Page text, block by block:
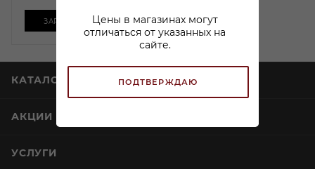
Цены в магазинах могут
отличаться от указанных на
сайте.
ПОДТВЕРЖДАЮ
ЗАРЕЗЕРВИРОВАТЬ
КАТАЛОГ
АКЦИИ
УСЛУГИ